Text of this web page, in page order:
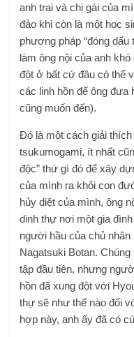
anh trai và chị gái của
đảo khi còn là một học
phương pháp “đóng
làm ông nội của anh
đột ở bất cứ đâu có thể
các linh hồn để ông đưa
cũng muốn đến).
Đó là một cách giải
tsukumogami, ít nhất
độc” thứ gì đó để xây
của mình ra khỏi con
hủy diệt của mình, ông
dinh thự nơi một gia
người hầu của chủ
Nagatsuki Botan.
tập đầu tiên, nhưng
hồn đã xung đột với
thự sẽ như thế nào đối
hợp này, anh ấy đã có